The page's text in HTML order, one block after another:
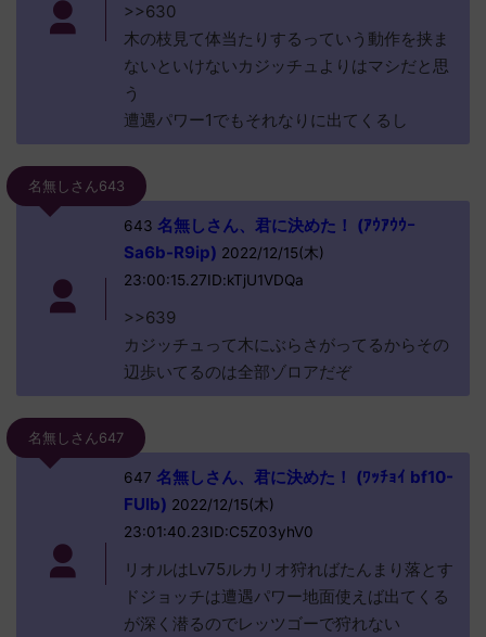
>>630
木の枝見て体当たりするっていう動作を挟ま
ないといけないカジッチュよりはマシだと思
う
遭遇パワー1でもそれなりに出てくるし
名無しさん643
643 名無しさん、君に決めた！ (ｱｳｱｳｳｰ
Sa6b-R9ip) 2022/12/15(木)
23:00:15.27ID:kTjU1VDQa
>>639
カジッチュって木にぶらさがってるからその
辺歩いてるのは全部ゾロアだぞ
名無しさん647
647 名無しさん、君に決めた！ (ﾜｯﾁｮｲ bf10-
FUlb) 2022/12/15(木)
23:01:40.23ID:C5Z03yhV0
リオルはLv75ルカリオ狩ればたんまり落とす
ドジョッチは遭遇パワー地面使えば出てくる
が深く潜るのでレッツゴーで狩れない